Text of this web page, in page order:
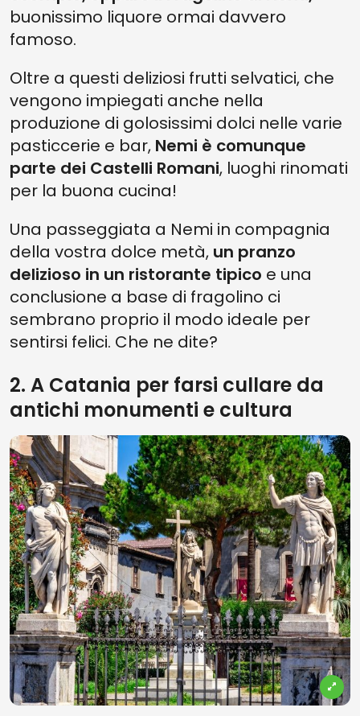
buonissimo liquore ormai davvero
famoso.
Oltre a questi deliziosi frutti selvatici, che
vengono impiegati anche nella
produzione di golosissimi dolci nelle varie
pasticcerie e bar, Nemi è comunque
parte dei Castelli Romani, luoghi rinomati
per la buona cucina!
Una passeggiata a Nemi in compagnia
della vostra dolce metà, un pranzo
delizioso in un ristorante tipico e una
conclusione a base di fragolino ci
sembrano proprio il modo ideale per
sentirsi felici. Che ne dite?
2. A Catania per farsi cullare da
antichi monumenti e cultura